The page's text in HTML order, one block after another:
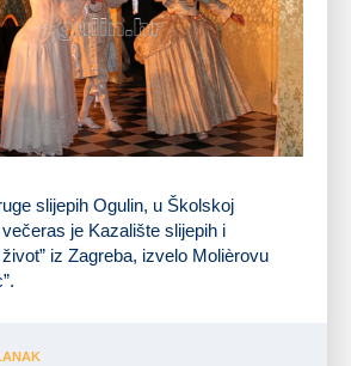
slijepih Ogulin, u Školskoj
je Kazalište slijepih i
iz Zagreba, izvelo Molièrovu